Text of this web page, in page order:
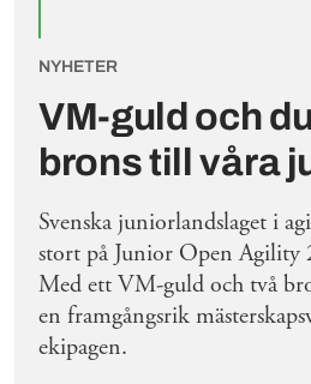
VM-guld och
brons till våra
NYHETER
Svenska juniorlandslaget i
stort på Junior Open Agility
Med ett VM-guld och två
en framgångsrik
ekipagen.